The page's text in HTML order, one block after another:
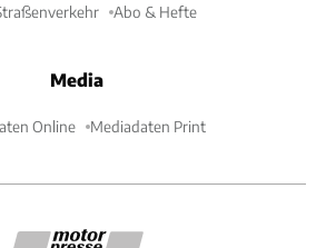
Abo & Hefte
Media
Online Mediadaten Print